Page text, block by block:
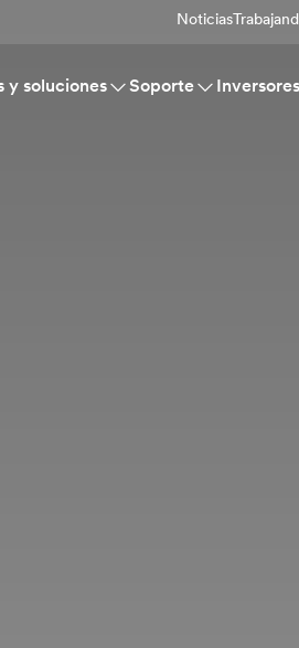
Noticias
y soluciones Soporte Inversores